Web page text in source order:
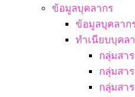
ข้อมูลบุคลากร
ข้อมูลบุคลาก
ทำเนียบบุคล
กลุ่มสา
กลุ่มสา
กลุ่มสา